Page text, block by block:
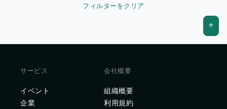
フィルターをクリア
サービス
イベント
企業
会社概要
組織概要
利用規約